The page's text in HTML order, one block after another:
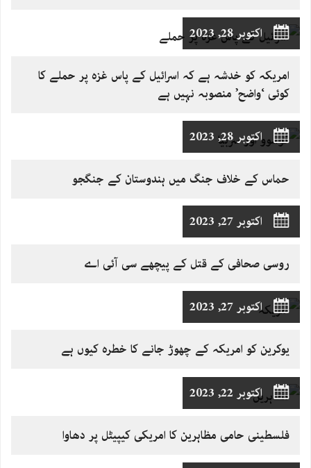
اکتوبر 28, 2023
امریکہ کو خدشہ ہے کہ اسرائیل کے پاس غزہ پر حملے کا
کوئی ‘واضح’ منصوبہ نہیں ہے
اکتوبر 28, 2023
حماس کے خلاف جنگ میں ہندوستان کے جنگجو
اکتوبر 27, 2023
روسی صحافی کے قتل کے پیچھے سی آئی اے
اکتوبر 27, 2023
یوکرین کو امریکہ کے چھوڑ جانے کا خطرہ کیوں ہے
اکتوبر 22, 2023
فلسطینی حامی مظاہرین کا امریکی کیپیٹل پر دھاوا